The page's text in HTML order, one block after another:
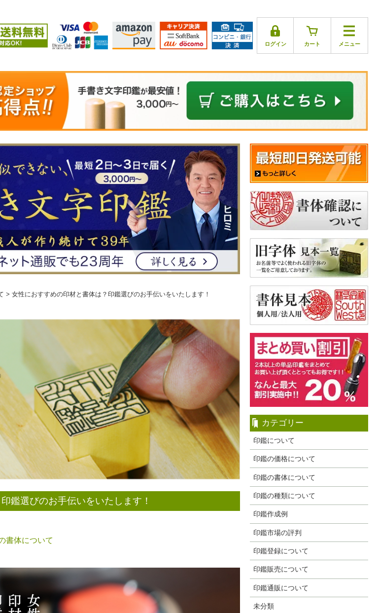
ログイン カート メニュー
カテゴリー
印鑑について
印鑑の価格について
印鑑の書体について
印鑑の種類について
印鑑作成例
印鑑市場の評判
印鑑登録について
印鑑販売について
印鑑通販について
未分類
> 女性におすすめの印材と書体は？印鑑選びのお手伝いをいたします！
鑑選びのお手伝いをいたします！
書体について